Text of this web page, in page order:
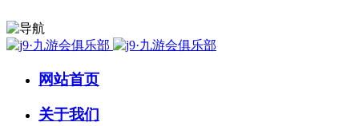
网站首页
关于我们